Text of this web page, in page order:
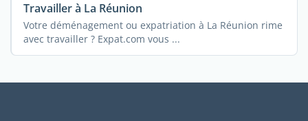
Travailler à La Réunion
Votre déménagement ou expatriation à La Réunion rime
avec travailler ? Expat.com vous ...